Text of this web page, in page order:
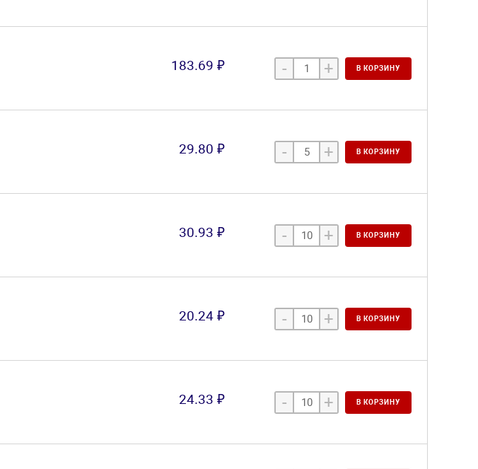
183.69 ₽ - + В КОРЗИНУ
29.80 ₽ - + В КОРЗИНУ
30.93 ₽ - + В КОРЗИНУ
20.24 ₽ - + В КОРЗИНУ
24.33 ₽ - + В КОРЗИНУ